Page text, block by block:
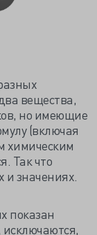
вещества,
но имеющие
(включая
химическим
Так что
и значениях.
показан
исключаются,